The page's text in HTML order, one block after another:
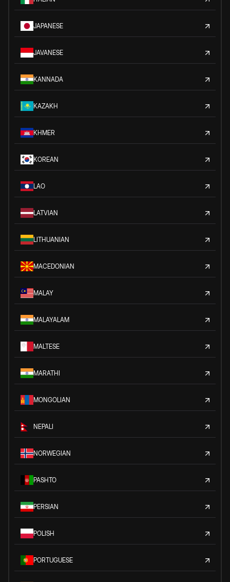
JAPANESE
JAVANESE
KANNADA
KAZAKH
KHMER
KOREAN
LAO
LATVIAN
LITHUANIAN
MACEDONIAN
MALAY
MALAYALAM
MALTESE
MARATHI
MONGOLIAN
NEPALI
NORWEGIAN
PASHTO
PERSIAN
POLISH
PORTUGUESE